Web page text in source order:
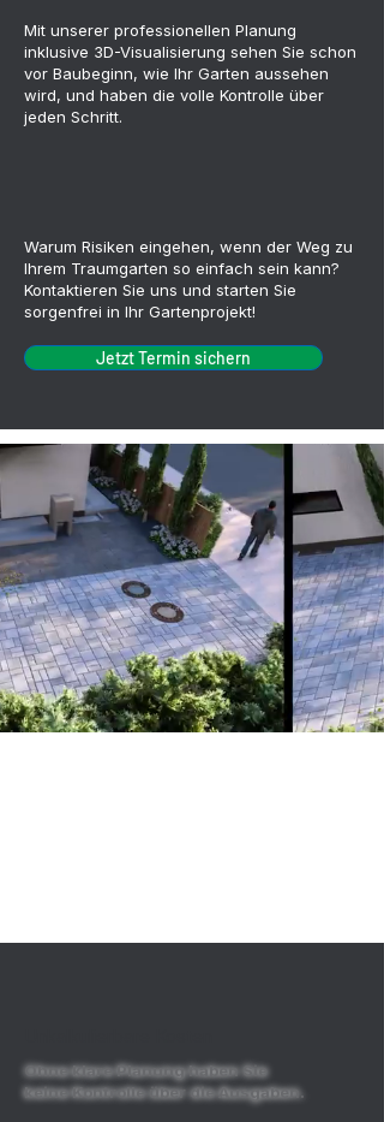
Mit unserer professionellen Planung
inklusive 3D-Visualisierung sehen Sie schon
vor Baubeginn, wie Ihr Garten aussehen
wird, und haben die volle Kontrolle über
jeden Schritt.
Warum Risiken eingehen, wenn der Weg zu
Ihrem Traumgarten so einfach sein kann?
Kontaktieren Sie uns und starten Sie
sorgenfrei in Ihr Gartenprojekt!
Jetzt Termin sichern
Ohne klare Planung haben Sie
keine Kontrolle über die Ausgaben.